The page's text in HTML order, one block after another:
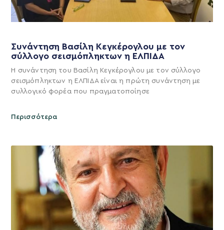
Συνάντηση Βασίλη Κεγκέρογλου με τον
σύλλογο σεισμόπληκτων η ΕΛΠΙΔΑ
Η συνάντηση του Βασίλη Κεγκέρογλου με τον σύλλογο
σεισμόπληκτων η ΕΛΠΙΔΑ είναι η πρώτη συνάντηση με
συλλογικό φορέα που πραγματοποίησε
Περισσότερα